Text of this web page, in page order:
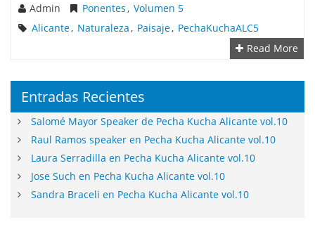
Admin Ponentes , Volumen 5
Alicante, Naturaleza , Paisaje, PechaKuchaALC5
Read More
Entradas Recientes
Salomé Mayor Speaker de Pecha Kucha Alicante vol.10
Raul Ramos speaker en Pecha Kucha Alicante vol.10
Laura Serradilla en Pecha Kucha Alicante vol.10
Jose Such en Pecha Kucha Alicante vol.10
Sandra Braceli en Pecha Kucha Alicante vol.10